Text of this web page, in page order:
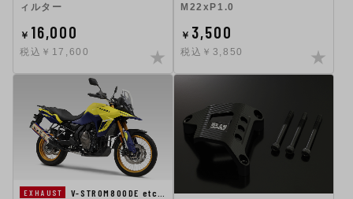
ィルター
￥ 16,000
税込￥17,600
M22xP1.0
￥ 3,500
税込￥3,850
EXHAUST
V-STROM800DE etc…